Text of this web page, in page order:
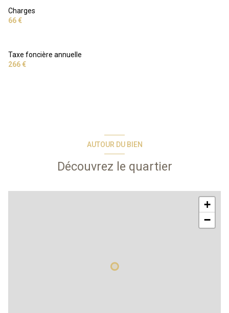
Charges
66 €
Taxe foncière annuelle
266 €
AUTOUR DU BIEN
Découvrez le quartier
+
−